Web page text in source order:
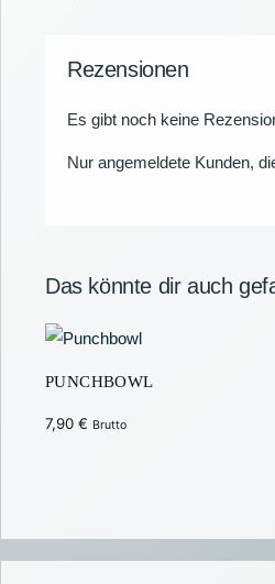
Rezensionen
Es gibt noch keine
Nur angemeldete Kunden,
Das könnte dir auch
PUNCHBOWL
7,90 € Brutto